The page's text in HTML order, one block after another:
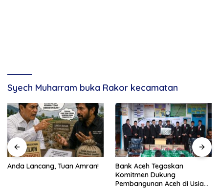
Syech Muharram buka Rakor kecamatan
Anda Lancang, Tuan Amran!
Bank Aceh Tegaskan
Komitmen Dukung
Pembangunan Aceh di Usia